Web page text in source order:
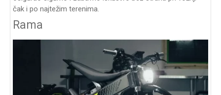
čak i po najtežim terenima.
Rama